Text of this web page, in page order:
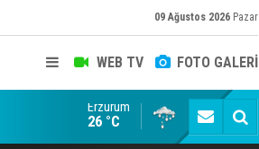
09 Ağustos 2026 Pazar
WEB TV FOTO GALERİ
Erzurum'da yağış uyarısı
Erzurum
26 °C